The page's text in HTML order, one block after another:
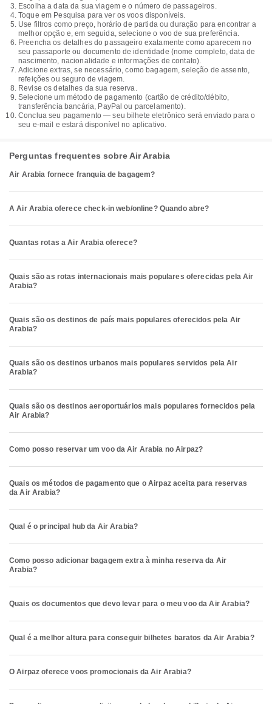
Escolha a data da sua viagem e o número de passageiros.
Toque em Pesquisa para ver os voos disponíveis.
Use filtros como preço, horário de partida ou duração para encontrar a
melhor opção e, em seguida, selecione o voo de sua preferência.
Preencha os detalhes do passageiro exatamente como aparecem no
seu passaporte ou documento de identidade (nome completo, data de
nascimento, nacionalidade e informações de contato).
Adicione extras, se necessário, como bagagem, seleção de assento,
refeições ou seguro de viagem.
Revise os detalhes da sua reserva.
Selecione um método de pagamento (cartão de crédito/débito,
transferência bancária, PayPal ou parcelamento).
Conclua seu pagamento — seu bilhete eletrônico será enviado para o
seu e-mail e estará disponível no aplicativo.
Perguntas frequentes sobre Air Arabia
Air Arabia fornece franquia de bagagem?
A Air Arabia oferece check-in web/online? Quando abre?
Quantas rotas a Air Arabia oferece?
Quais são as rotas internacionais mais populares oferecidas pela Air
Arabia?
Quais são os destinos de país mais populares oferecidos pela Air
Arabia?
Quais são os destinos urbanos mais populares servidos pela Air
Arabia?
Quais são os destinos aeroportuários mais populares fornecidos pela
Air Arabia?
Como posso reservar um voo da Air Arabia no Airpaz?
Quais os métodos de pagamento que o Airpaz aceita para reservas
da Air Arabia?
Qual é o principal hub da Air Arabia?
Como posso adicionar bagagem extra à minha reserva da Air
Arabia?
Quais os documentos que devo levar para o meu voo da Air Arabia?
Qual é a melhor altura para conseguir bilhetes baratos da Air Arabia?
O Airpaz oferece voos promocionais da Air Arabia?